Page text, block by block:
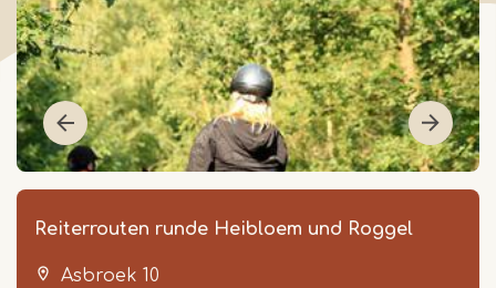
Reiterrouten runde Heibloem und Roggel
Asbroek 10